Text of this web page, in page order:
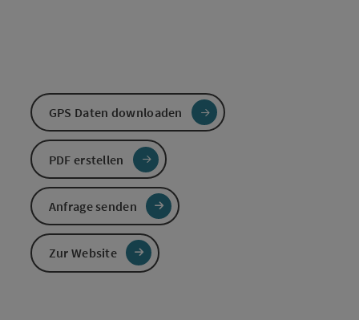
GPS Daten downloaden
PDF erstellen
Anfrage senden
Zur Website